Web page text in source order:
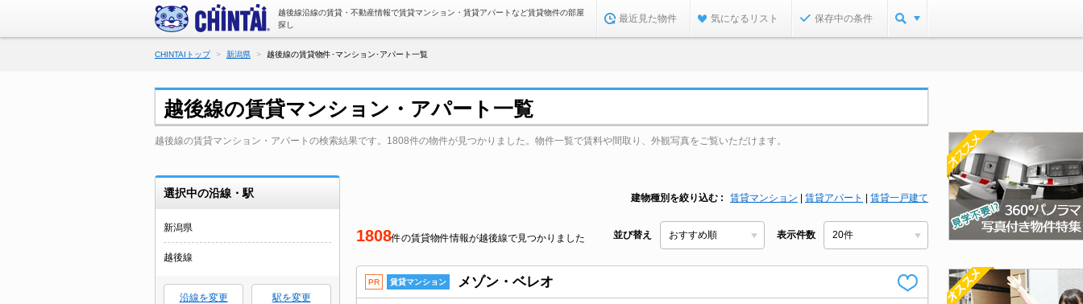
越後線沿線の賃貸・不動産情報で賃貸マンション・賃貸アパートなど賃貸物件の部屋
探し
最近見た物件 気になるリスト 保存中の条件
CHINTAIトップ 新潟県 越後線の賃貸物件･マンション･アパート一覧
越後線の賃貸マンション・アパート一覧
越後線の賃貸マンション・アパートの検索結果です。1808件の物件が見つかりました。物件一覧で賃料や間取り、外観写真をご覧いただけます。
選択中の沿線・駅
新潟県
越後線
沿線を変更 駅を変更
建物種別を絞り込む 賃貸マンション 賃貸アパート 賃貸一戸建て
1808件の賃貸物件情報が越後線で見つかりました 並び替え 表示件数
PR 賃貸マンション メゾン・ベレオ